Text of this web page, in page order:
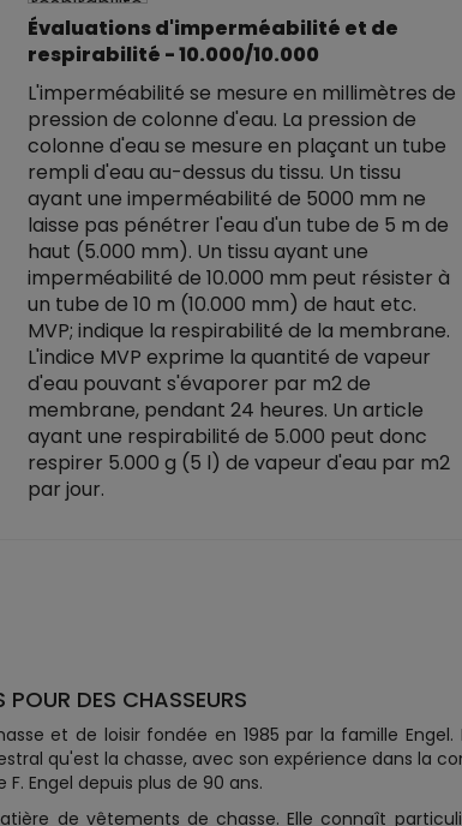
Évaluations d'imperméabilité et de
respirabilité - 10.000/10.000
L'imperméabilité se mesure en millimètres de
pression de colonne d'eau. La pression de
colonne d'eau se mesure en plaçant un tube
rempli d'eau au-dessus du tissu. Un tissu
ayant une imperméabilité de 5000 mm ne
laisse pas pénétrer l'eau d'un tube de 5 m de
haut (5.000 mm). Un tissu ayant une
imperméabilité de 10.000 mm peut résister à
un tube de 10 m (10.000 mm) de haut etc.
MVP; indique la respirabilité de la membrane.
L'indice MVP exprime la quantité de vapeur
d'eau pouvant s'évaporer par m2 de
membrane, pendant 24 heures. Un article
ayant une respirabilité de 5.000 peut donc
respirer 5.000 g (5 l) de vapeur d'eau par m2
par jour.
POUR DES CHASSEURS
et de loisir fondée en 1985 par la famille
qu'est la chasse, avec son expérience dans la
Engel depuis plus de 90 ans.
de vêtements de chasse. Elle connaît